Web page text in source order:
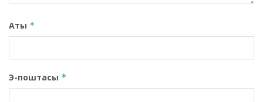
Аты *
Э-поштасы *